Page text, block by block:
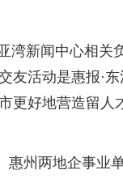
新闻中心相关
活动是惠报·
更好地营造留人
州两地企事业